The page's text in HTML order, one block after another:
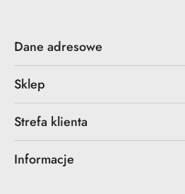
Dane adresowe
Sklep
Strefa klienta
Informacje